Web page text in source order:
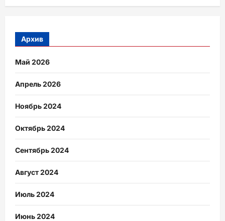
Архив
Май 2026
Апрель 2026
Ноябрь 2024
Октябрь 2024
Сентябрь 2024
Август 2024
Июль 2024
Июнь 2024